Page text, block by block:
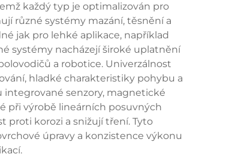
každý typ je optimalizován pro
různé systémy mazání, těsnění a
jak pro lehké aplikace, například
systémy nacházejí široké uplatnění
a robotice. Univerzálnost
hladké charakteristiky pohybu a
senzory, magnetické
při výrobě lineárních posuvných
proti korozi a snižují tření. Tyto
úpravy a konzistence výkonu